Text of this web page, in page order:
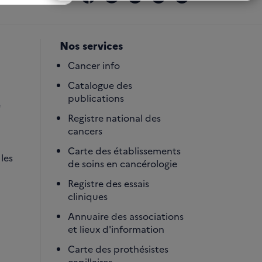
Nos services
Cancer info
Catalogue des
publications
Registre national des
cancers
Carte des établissements
de soins en cancérologie
Registre des essais
cliniques
Annuaire des associations
et lieux d'information
Carte des prothésistes